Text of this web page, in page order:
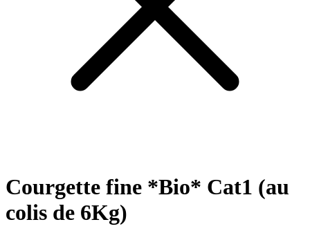
Courgette fine *Bio* Cat1 (au
colis de 6Kg)